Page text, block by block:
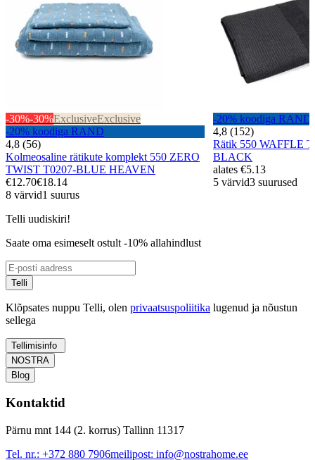
-30%-30%ExclusiveExclusive
-20% koodiga RAND
4,8 (56)
Kolmeosaline rätikute komplekt 550 ZERO
TWIST T0207-BLUE HEAVEN
€12.70€18.14
8 värvid1 suurus
-20% koodiga RAND
4,8 (152)
Rätik 550 WAFFLE
BLACK
alates €5.13
5 värvid3 suurused
Telli uudiskiri!
Saate oma esimeselt ostult -10% allahindlust
Telli
Klõpsates nuppu Telli, olen privaatsuspoliitika lugenud ja nõustun
sellega
Tellimisinfo
NOSTRA
Blog
Kontaktid
Pärnu mnt 144 (2. korrus) Tallinn 11317
Tel. nr.: +372 880 7906meilipost: info@nostrahome.ee